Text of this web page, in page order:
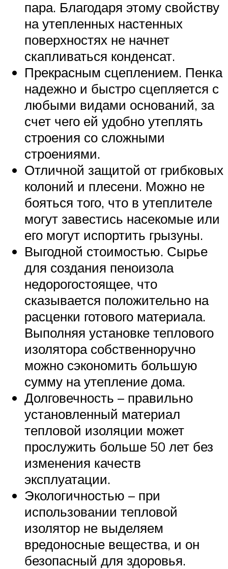
пара. Благодаря этому свойству
на утепленных настенных
поверхностях не начнет
скапливаться конденсат.
Прекрасным сцеплением. Пенка
надежно и быстро сцепляется с
любыми видами оснований, за
счет чего ей удобно утеплять
строения со сложными
строениями.
Отличной защитой от грибковых
колоний и плесени. Можно не
бояться того, что в утеплителе
могут завестись насекомые или
его могут испортить грызуны.
Выгодной стоимостью. Сырье
для создания пеноизола
недорогостоящее, что
сказывается положительно на
расценки готового материала.
Выполняя установке теплового
изолятора собственноручно
можно сэкономить большую
сумму на утепление дома.
Долговечность – правильно
установленный материал
тепловой изоляции может
прослужить больше 50 лет без
изменения качеств
эксплуатации.
Экологичностью – при
использовании тепловой
изолятор не выделяем
вредоносные вещества, и он
безопасный для здоровья.